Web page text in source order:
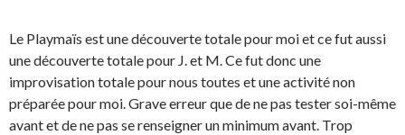
Le Playmaïs est une découverte totale pour moi et ce fut aussi
une découverte totale pour J. et M. Ce fut donc une
improvisation totale pour nous toutes et une activité non
préparée pour moi. Grave erreur que de ne pas tester soi-même
avant et de ne pas se renseigner un minimum avant. Trop